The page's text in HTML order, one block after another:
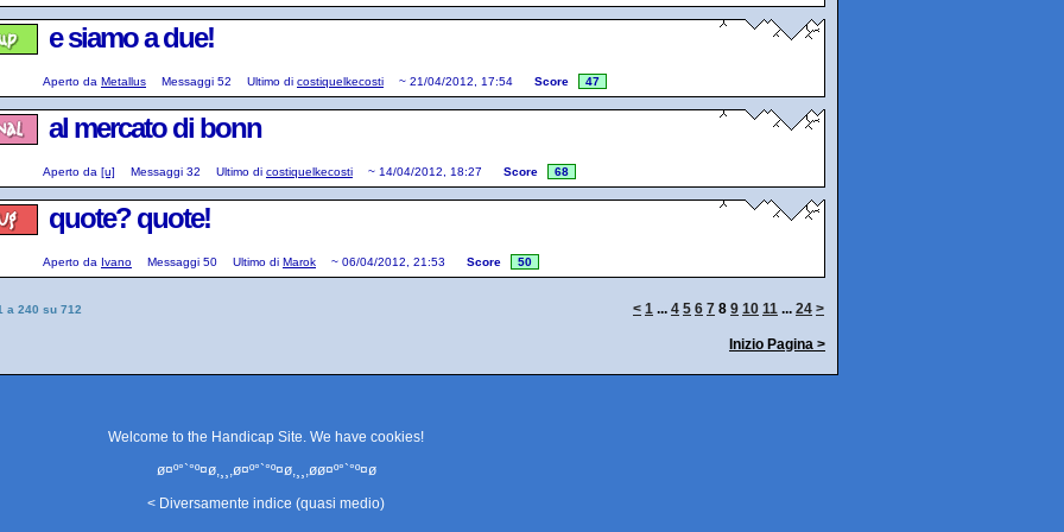
e siamo a due!
Aperto da Metallus Messaggi 52 Ultimo di costiquelkecosti ~ 21/04/2012, 17:54 Score 47
al mercato di bonn
Aperto da [u] Messaggi 32 Ultimo di costiquelkecosti ~ 14/04/2012, 18:27 Score 68
quote? quote!
Aperto da Ivano Messaggi 50 Ultimo di Marok ~ 06/04/2012, 21:53 Score 50
a 240 su 712 < 1 ... 4 5 6 7 8 9 10 11 ... 24 >
Inizio Pagina >
Welcome to the Handicap Site. We have cookies!
ø¤º°`°º¤ø,¸¸,ø¤º°`°º¤ø,¸¸,øø¤º°`°º¤ø
< Diversamente indice (quasi medio)